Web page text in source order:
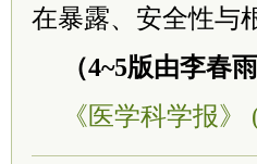
在暴露、安全性与
（4~5版由李春
《医学科学报》